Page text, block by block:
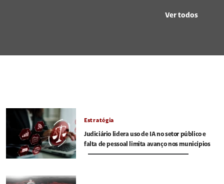
Ver todos
Estratégia
Judiciário lidera uso de IA no setor público e
falta de pessoal limita avanço nos municípios